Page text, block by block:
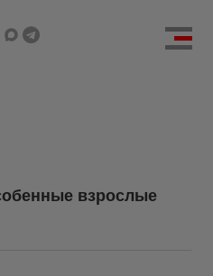
взрослые